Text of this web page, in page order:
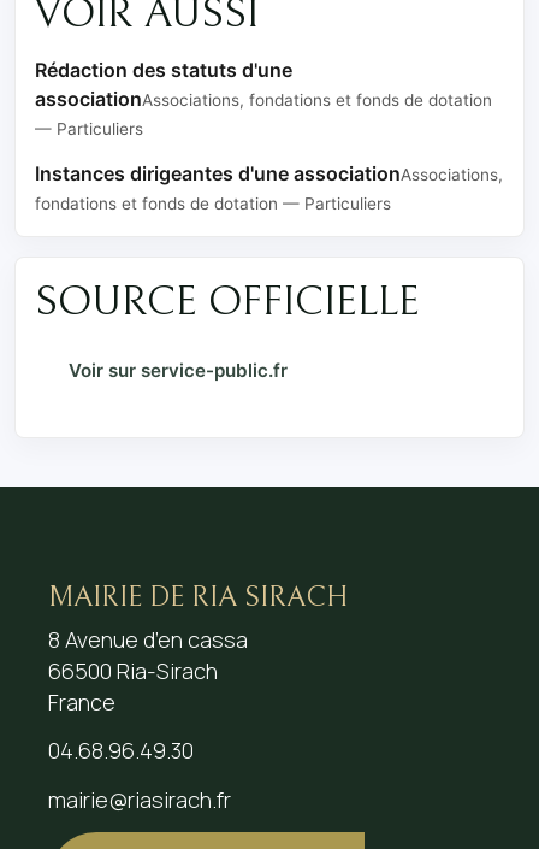
VOIR AUSSI
Rédaction des statuts d'une
associationAssociations, fondations et fonds de dotation
— Particuliers
Instances dirigeantes d'une associationAssociations,
fondations et fonds de dotation — Particuliers
SOURCE OFFICIELLE
Voir sur service-public.fr
MAIRIE DE RIA SIRACH
8 Avenue d’en cassa
66500 Ria-Sirach
France
04.68.96.49.30
mairie@riasirach.fr